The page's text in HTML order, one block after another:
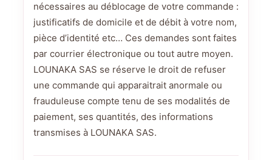
nécessaires au déblocage de votre commande :
justificatifs de domicile et de débit à votre nom,
pièce d’identité etc… Ces demandes sont faites
par courrier électronique ou tout autre moyen.
LOUNAKA SAS se réserve le droit de refuser
une commande qui apparaitrait anormale ou
frauduleuse compte tenu de ses modalités de
paiement, ses quantités, des informations
transmises à LOUNAKA SAS.